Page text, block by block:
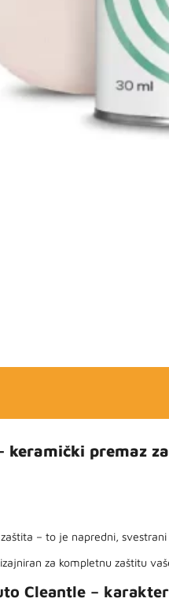
keramički premaz
KM.
– to je napredni,
za kompletnu zaštitu
Cleantle –